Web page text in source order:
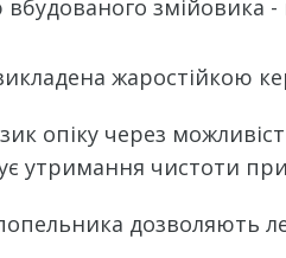
змійовика
жаростійкою
опіку через
утримання чистоти
дозволяють